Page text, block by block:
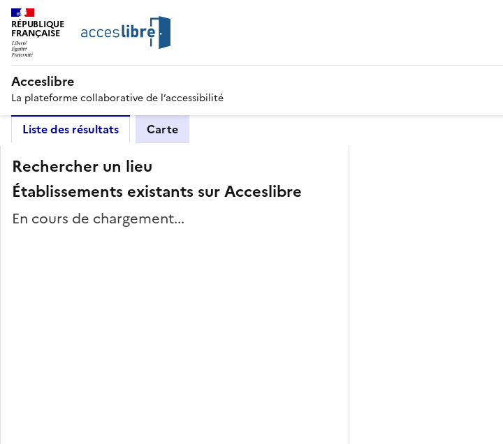
RÉPUBLIQUE
FRANÇAISE
Acceslibre
La plateforme collaborative de l’accessibilité
Liste des résultats Carte
Rechercher un lieu
Établissements existants sur Acceslibre
En cours de chargement...